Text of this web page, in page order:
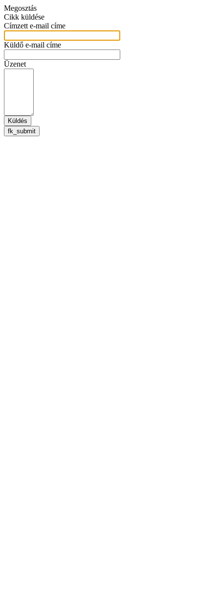
Megosztás
Cikk küldése
Címzett e-mail címe
Küldő e-mail címe
Üzenet